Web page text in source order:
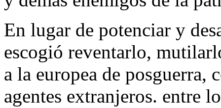
En lugar de potenciar y
escogió reventarlo,
a la europea de posguerra,
agentes extranjeros. entre